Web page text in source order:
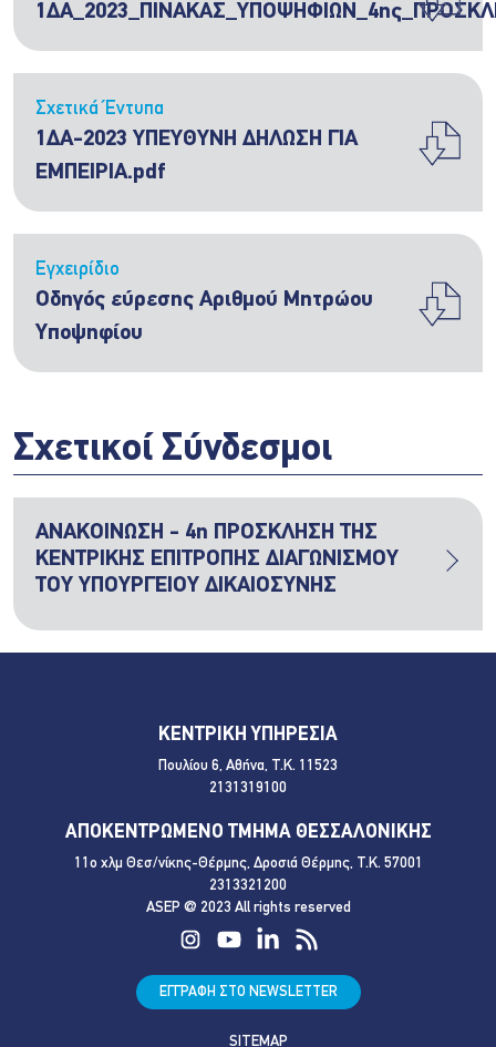
Σχετικά Έντυπα
1ΔΑ-2023 ΥΠΕΥΘΥΝΗ ΔΗΛΩΣΗ ΓΙΑ
ΕΜΠΕΙΡΙΑ.pdf
Εγχειρίδιο
Οδηγός εύρεσης Αριθμού Μητρώου
Υποψηφίου
Σχετικοί Σύνδεσμοι
ΑΝΑΚΟΙΝΩΣΗ - 4η ΠΡΟΣΚΛΗΣΗ ΤΗΣ
ΚΕΝΤΡΙΚΗΣ ΕΠΙΤΡΟΠΗΣ ΔΙΑΓΩΝΙΣΜΟΥ
ΤΟΥ ΥΠΟΥΡΓΕΙΟΥ ΔΙΚΑΙΟΣΥΝΗΣ
ΚΕΝΤΡΙΚΗ ΥΠΗΡΕΣΙΑ
Πουλίου 6, Αθήνα, Τ.Κ. 11523
2131319100
ΑΠΟΚΕΝΤΡΩΜΕΝΟ ΤΜΗΜΑ ΘΕΣΣΑΛΟΝΙΚΗΣ
11ο χλμ Θεσ/νίκης-Θέρμης, Δροσιά Θέρμης, Τ.Κ. 57001
2313321200
ASEP @ 2023 All rights reserved
ΕΓΓΡΑΦΗ ΣΤΟ NEWSLETTER
SITEMAP